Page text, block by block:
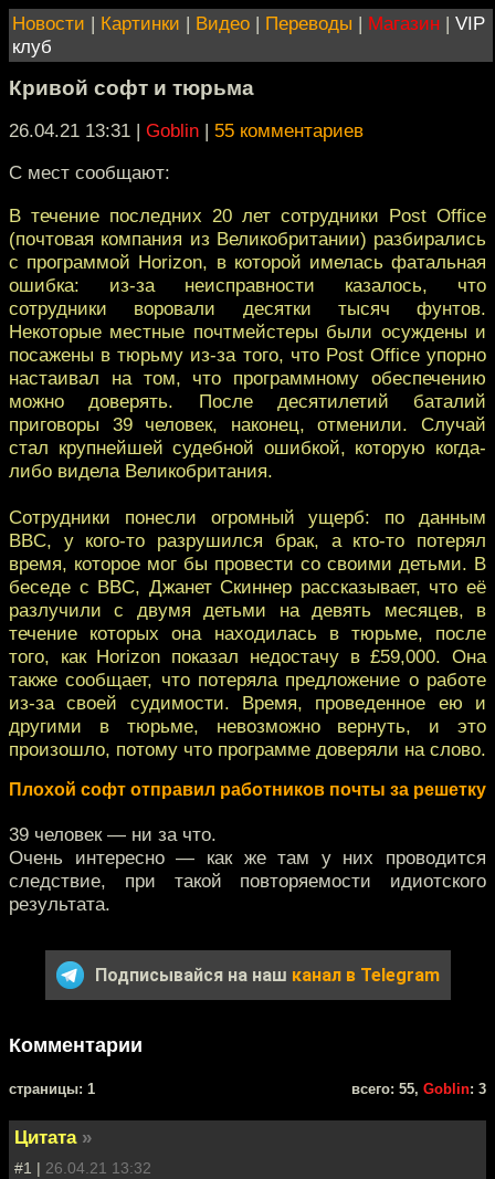
Новости | Картинки | Видео | Переводы | Магазин | VIP
клуб
Кривой софт и тюрьма
26.04.21 13:31 | Goblin | 55 комментариев
С мест сообщают:
В течение последних 20 лет сотрудники Post Office
(почтовая компания из Великобритании) разбирались
с программой Horizon, в которой имелась фатальная
ошибка: из-за неисправности казалось, что
сотрудники воровали десятки тысяч фунтов.
Некоторые местные почтмейстеры были осуждены и
посажены в тюрьму из-за того, что Post Office упорно
настаивал на том, что программному обеспечению
можно доверять. После десятилетий баталий
приговоры 39 человек, наконец, отменили. Случай
стал крупнейшей судебной ошибкой, которую когда-
либо видела Великобритания.
Сотрудники понесли огромный ущерб: по данным
BBC, у кого-то разрушился брак, а кто-то потерял
время, которое мог бы провести со своими детьми. В
беседе с BBC, Джанет Скиннер рассказывает, что её
разлучили с двумя детьми на девять месяцев, в
течение которых она находилась в тюрьме, после
того, как Horizon показал недостачу в £59,000. Она
также сообщает, что потеряла предложение о работе
из-за своей судимости. Время, проведенное ею и
другими в тюрьме, невозможно вернуть, и это
произошло, потому что программе доверяли на слово.
Плохой софт отправил работников почты за решетку
39 человек — ни за что.
Очень интересно — как же там у них проводится
следствие, при такой повторяемости идиотского
результата.
Подписывайся на наш канал в Telegram
Комментарии
cтраницы: 1 всего: 55, Goblin: 3
Цитата »
#1 | 26.04.21 13:32